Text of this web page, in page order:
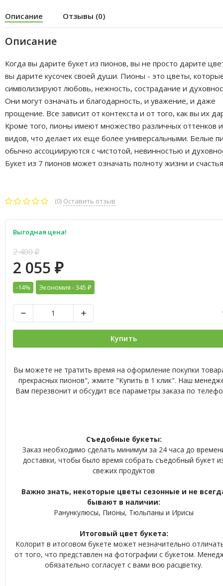
Описание Отзывы (0)
Описание
Когда вы дарите букет из пионов, вы не просто дарите
вы дарите кусочек своей души. Пионы - это цветы,
символизируют любовь, нежность, сострадание и
Они могут означать и благодарность, и уважение, и даже
прощение. Все зависит от контекста и от того, как вы их
Кроме того, пионы имеют множество различных оттенков и
видов, что делает их еще более универсальными. Белые
обычно ассоциируются с чистотой, невинностью и
Букет из 7 пионов может означать полноту жизни и
(0) Оставить отзыв
Выгодная цена!
2 400₽
2 055 ₽
-14% Экономия -345 ₽
Купить
Вы можете не тратить время на оформление покупки
прекрасных пионов", жмите "Купить в 1 клик". Наш
Вам перезвонит и обсудит все параметры заказа по
Съедобные букеты:
Заказ необходимо сделать минимум за 24 часа до
доставки, чтобы было время собрать съедобный букет
свежих продуктов
Важно знать, некоторые цветы сезонные и не
бывают в наличии:
Ранункулюсы, Пионы, Тюльпаны и Ирисы
Итоговый цвет букета:
Колорит в итоговом букете может незначительно
от того, что представлен на фотографии с букетом.
обязательно согласует с вами всю расцветку.